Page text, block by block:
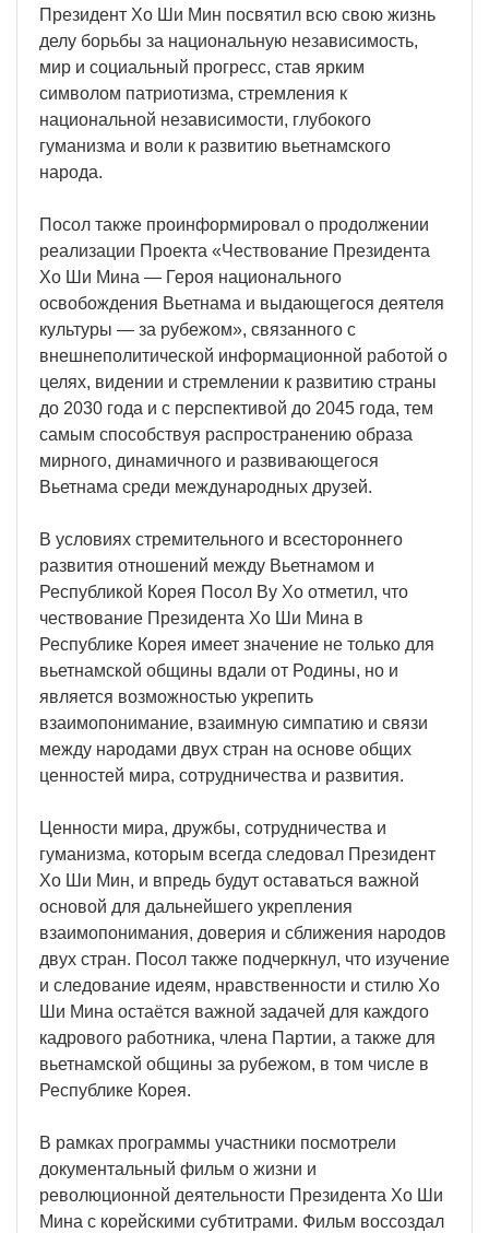
Президент Хо Ши Мин посвятил всю свою жизнь
делу борьбы за национальную независимость,
мир и социальный прогресс, став ярким
символом патриотизма, стремления к
национальной независимости, глубокого
гуманизма и воли к развитию вьетнамского
народа.
Посол также проинформировал о продолжении
реализации Проекта «Чествование Президента
Хо Ши Мина — Героя национального
освобождения Вьетнама и выдающегося деятеля
культуры — за рубежом», связанного с
внешнеполитической информационной работой о
целях, видении и стремлении к развитию страны
до 2030 года и с перспективой до 2045 года, тем
самым способствуя распространению образа
мирного, динамичного и развивающегося
Вьетнама среди международных друзей.
В условиях стремительного и всестороннего
развития отношений между Вьетнамом и
Республикой Корея Посол Ву Хо отметил, что
чествование Президента Хо Ши Мина в
Республике Корея имеет значение не только для
вьетнамской общины вдали от Родины, но и
является возможностью укрепить
взаимопонимание, взаимную симпатию и связи
между народами двух стран на основе общих
ценностей мира, сотрудничества и развития.
Ценности мира, дружбы, сотрудничества и
гуманизма, которым всегда следовал Президент
Хо Ши Мин, и впредь будут оставаться важной
основой для дальнейшего укрепления
взаимопонимания, доверия и сближения народов
двух стран. Посол также подчеркнул, что изучение
и следование идеям, нравственности и стилю Хо
Ши Мина остаётся важной задачей для каждого
кадрового работника, члена Партии, а также для
вьетнамской общины за рубежом, в том числе в
Республике Корея.
В рамках программы участники посмотрели
документальный фильм о жизни и
революционной деятельности Президента Хо Ши
Мина с корейскими субтитрами. Фильм воссоздал